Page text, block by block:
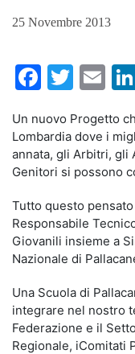
25 Novembre 2013
Un nuovo Progetto
Lombardia dove i
annata, gli Arbitri, gli
Genitori si possono
Tutto questo
Responsabile
Giovanili insieme a
Nazionale di
Una Scuola di
integrare nel nostro
Federazione e il
Regionale, iComitati